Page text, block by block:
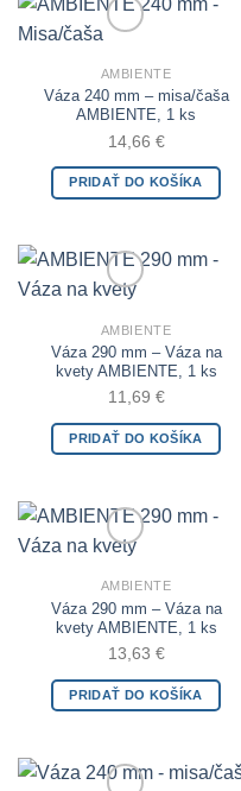
Add to Wishlist
AMBIENTE
Váza 240 mm – misa/čaša
AMBIENTE, 1 ks
14,66 €
PRIDAŤ DO KOŠÍKA
Add to Wishlist
AMBIENTE
Váza 290 mm – Váza na
kvety AMBIENTE, 1 ks
11,69 €
PRIDAŤ DO KOŠÍKA
Add to Wishlist
AMBIENTE
Váza 290 mm – Váza na
kvety AMBIENTE, 1 ks
13,63 €
PRIDAŤ DO KOŠÍKA